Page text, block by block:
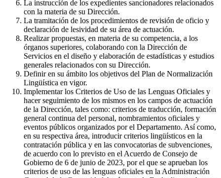
La instrucción de los expedientes sancionadores relacionados
con la materia de su Dirección.
La tramitación de los procedimientos de revisión de oficio y
declaración de lesividad de su área de actuación.
Realizar propuestas, en materia de su competencia, a los
órganos superiores, colaborando con la Dirección de
Servicios en el diseño y elaboración de estadísticas y estudios
generales relacionados con su Dirección.
Definir en su ámbito los objetivos del Plan de Normalización
Lingüística en vigor.
Implementar los Criterios de Uso de las Lenguas Oficiales y
hacer seguimiento de los mismos en los campos de actuación
de la Dirección, tales como: criterios de traducción, formación
general continua del personal, nombramientos oficiales y
eventos públicos organizados por el Departamento. Así como,
en su respectiva área, introducir criterios lingüísticos en la
contratación pública y en las convocatorias de subvenciones,
de acuerdo con lo previsto en el Acuerdo de Consejo de
Gobierno de 6 de junio de 2023, por el que se aprueban los
criterios de uso de las lenguas oficiales en la Administración